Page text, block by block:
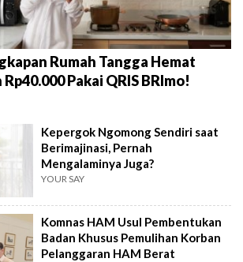
Rumah Tangga Hemat
Pakai QRIS BRImo!
Kepergok Ngomong Sendiri saat
Berimajinasi, Pernah
Mengalaminya Juga?
YOUR SAY
Komnas HAM Usul Pembentukan
Badan Khusus Pemulihan Korban
Pelanggaran HAM Berat